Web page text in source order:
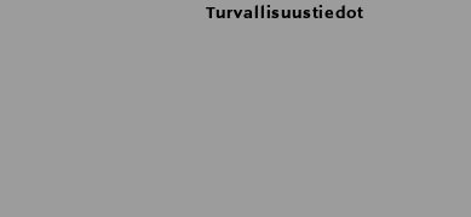
Turvallisuustiedot